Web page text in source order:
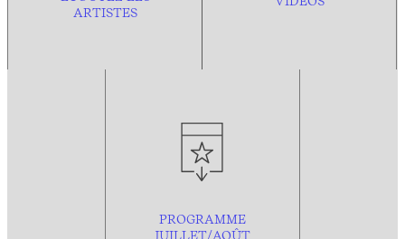
ARTISTES
PROGRAMME
JUILLET/AOÛT